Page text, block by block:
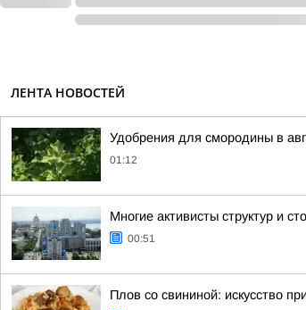
ЛЕНТА НОВОСТЕЙ
Удобрения для смородины в
01:12
Многие активисты структур и
00:51
Плов со свининой: искусство